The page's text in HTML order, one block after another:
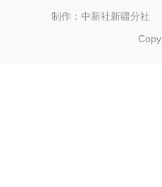
制作：中新社新疆分